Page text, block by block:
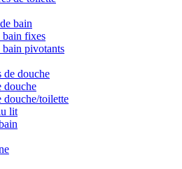
bain
bain fixes
bain pivotants
de douche
douche
douche/toilette
lit